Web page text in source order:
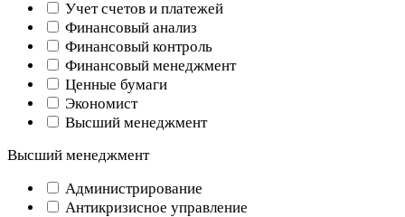
Учет счетов и платежей
Финансовый анализ
Финансовый контроль
Финансовый менеджмент
Ценные бумаги
Экономист
Высший менеджмент
Высший менеджмент
Администрирование
Антикризисное управление